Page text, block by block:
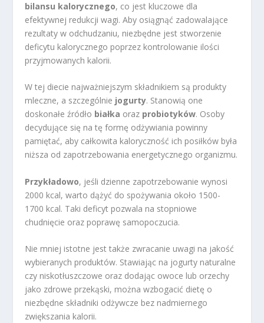
bilansu kalorycznego, co jest kluczowe dla
efektywnej redukcji wagi. Aby osiągnąć zadowalające
rezultaty w odchudzaniu, niezbędne jest stworzenie
deficytu kalorycznego poprzez kontrolowanie ilości
przyjmowanych kalorii.
W tej diecie najważniejszym składnikiem są produkty
mleczne, a szczególnie jogurty. Stanowią one
doskonałe źródło białka oraz probiotyków. Osoby
decydujące się na tę formę odżywiania powinny
pamiętać, aby całkowita kaloryczność ich posiłków była
niższa od zapotrzebowania energetycznego organizmu.
Przykładowo, jeśli dzienne zapotrzebowanie wynosi
2000 kcal, warto dążyć do spożywania około 1500-
1700 kcal. Taki deficyt pozwala na stopniowe
chudnięcie oraz poprawę samopoczucia.
Nie mniej istotne jest także zwracanie uwagi na jakość
wybieranych produktów. Stawiając na jogurty naturalne
czy niskotłuszczowe oraz dodając owoce lub orzechy
jako zdrowe przekąski, można wzbogacić dietę o
niezbędne składniki odżywcze bez nadmiernego
zwiększania kalorii.